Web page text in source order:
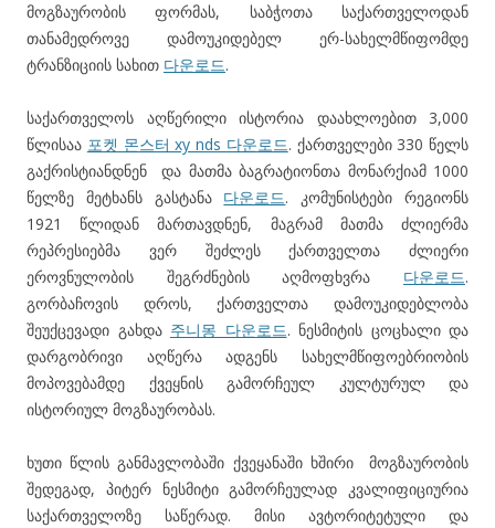
მოგზაურობის ფორმას, საბჭოთა საქართველოდან
თანამედროვე დამოუკიდებელ ერ-სახელმწიფომდე
ტრანზიციის სახით 다운로드.
საქართველოს აღწერილი ისტორია დაახლოებით 3,000
წლისაა 포켓 몬스터 xy nds 다운로드. ქართველები 330 წელს
გაქრისტიანდნენ და მათმა ბაგრატიონთა მონარქიამ 1000
წელზე მეტხანს გასტანა 다운로드. კომუნისტები რეგიონს
1921 წლიდან მართავდნენ, მაგრამ მათმა ძლიერმა
რეპრესიებმა ვერ შეძლეს ქართველთა ძლიერი
ეროვნულობის შეგრძნების აღმოფხვრა 다운로드.
გორბაჩოვის დროს, ქართველთა დამოუკიდებლობა
შეუქცევადი გახდა 주니몽 다운로드. ნესმიტის ცოცხალი და
დარგობრივი აღწერა ადგენს სახელმწიფოებრიობის
მოპოვებამდე ქვეყნის გამორჩეულ კულტურულ და
ისტორიულ მოგზაურობას.
ხუთი წლის განმავლობაში ქვეყანაში ხშირი მოგზაურობის
შედეგად, პიტერ ნესმიტი გამორჩეულად კვალიფიციურია
საქართველოზე საწერად. მისი ავტორიტეტული და